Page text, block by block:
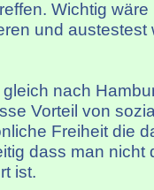
Wichtig
und austestest
nach
Vorteil von
Freiheit die
dass man nicht
ist.